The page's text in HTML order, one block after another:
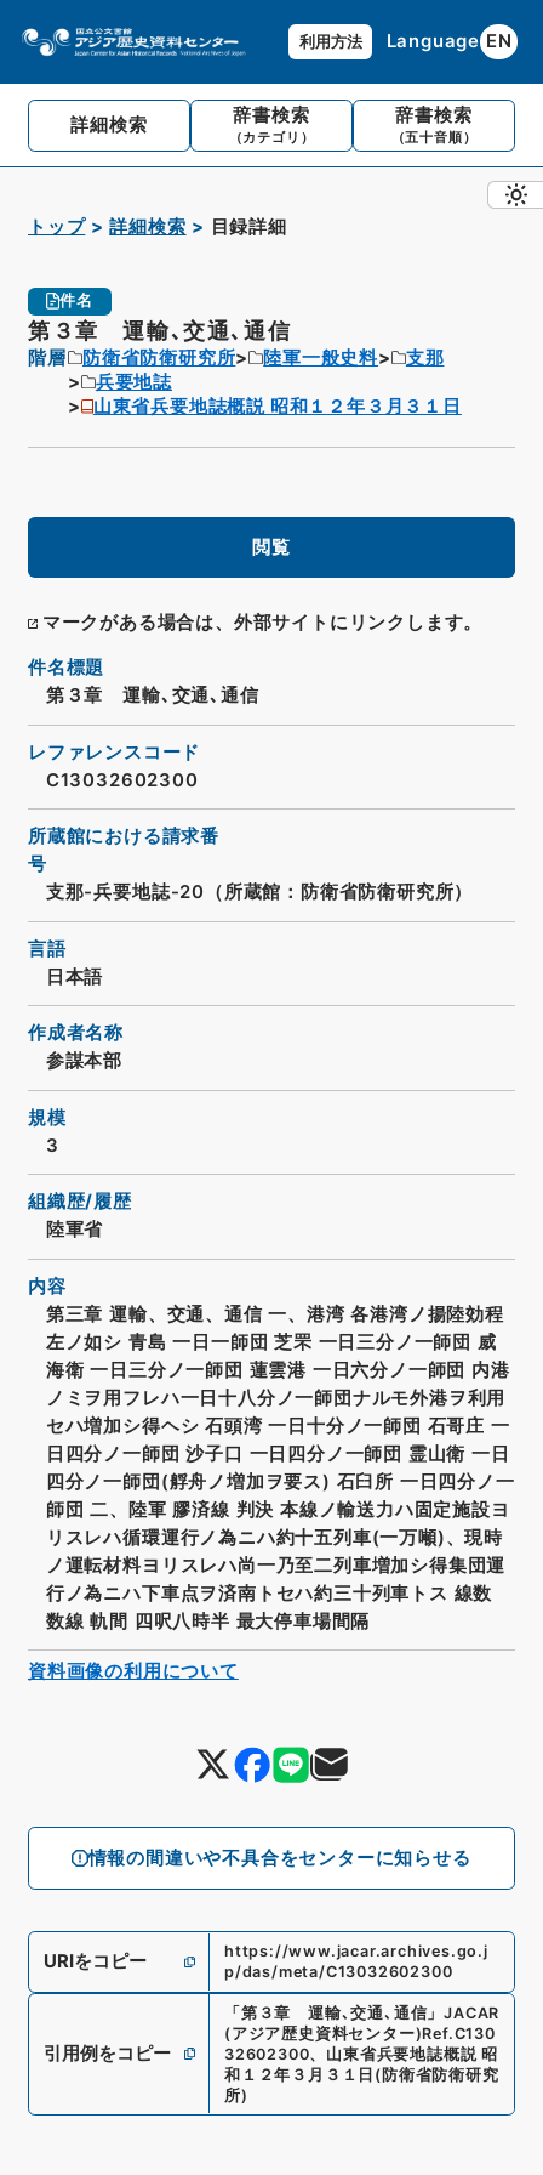
利用方法 Language EN
詳細検索 辞書検索
（カテゴリ）
辞書検索
（五十音順）
トップ 詳細検索 目録詳細
件名
第３章 運輸､交通､通信
階層 防衛省防衛研究所 陸軍一般史料
支那
兵要地誌
山東省兵要地誌概説 昭和１２年３月３１日
閲覧
マークがある場合は、外部サイトにリンクします。
情報の間違いや不具合をセンターに知らせる
件名標題
第３章 運輸､交通､通信
レファレンスコード
C13032602300
所蔵館における請求番
号
支那-兵要地誌-20（所蔵館：防衛省防衛研究所）
言語
日本語
作成者名称
参謀本部
規模
3
組織歴/履歴
陸軍省
内容
第三章 運輸、交通、通信 一、港湾 各港湾ノ揚陸効程
左ノ如シ 青島 一日一師団 芝罘 一日三分ノ一師団 威
海衛 一日三分ノ一師団 蓮雲港 一日六分ノ一師団 内港
ノミヲ用フレハ一日十八分ノ一師団ナルモ外港ヲ利用
セハ増加シ得ヘシ 石頭湾 一日十分ノ一師団 石哥庄 一
日四分ノ一師団 沙子口 一日四分ノ一師団 霊山衛 一日
四分ノ一師団(艀舟ノ増加ヲ要ス) 石臼所 一日四分ノ一
師団 二、陸軍 膠済線 判決 本線ノ輸送力ハ固定施設ヨ
リスレハ循環運行ノ為ニハ約十五列車(一万噸)、現時
ノ運転材料ヨリスレハ尚一乃至二列車増加シ得集団運
行ノ為ニハ下車点ヲ済南トセハ約三十列車トス 線数
数線 軌間 四呎八時半 最大停車場間隔
URIをコピー
https://www.jacar.archives.go.j
p/das/meta/C13032602300
引用例をコピー
「第３章 運輸､交通､通信 」JACAR
(アジア歴史資料センター)Ref.C130
32602300、 山東省兵要地誌概説 昭
和１２年３月３１日 (防衛省防衛研究
所)
資料画像の利用について